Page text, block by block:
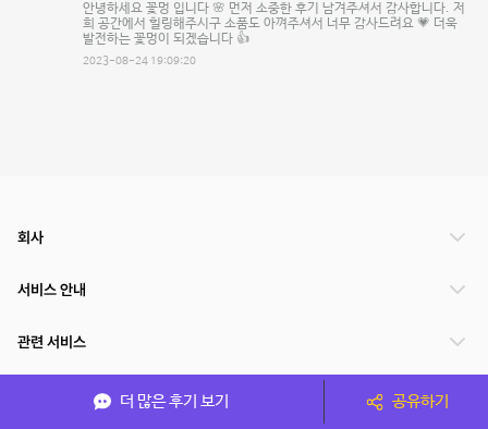
안녕하세요 꽃멍 입니다 🌸 먼저 소중한 후기 남겨주셔서 감사합니다. 저
희 공간에서 힐링해주시구 소품도 아껴주셔서 너무 감사드려요 💗 더욱
발전하는 꽃멍이 되겠습니다 👍
2023-08-24 19:09:20
더 많은 후기 보기 공유하기
회사
서비스 안내
관련 서비스